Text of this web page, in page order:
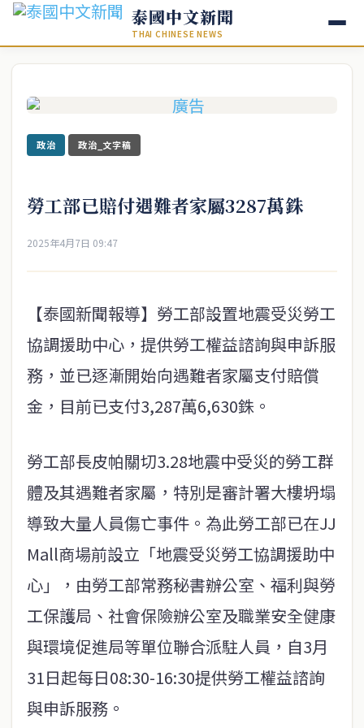
泰國中文新聞
THAI CHINESE NEWS
政治 政治_文字稿
勞工部已賠付遇難者家屬3287萬銖
2025年4月7日 09:47
【泰國新聞報導】勞工部設置地震受災勞工
協調援助中心，提供勞工權益諮詢與申訴服
務，並已逐漸開始向遇難者家屬支付賠償
金，目前已支付3,287萬6,630銖。
勞工部長皮帕關切3.28地震中受災的勞工群
體及其遇難者家屬，特別是審計署大樓坍塌
導致大量人員傷亡事件。為此勞工部已在JJ
Mall商場前設立「地震受災勞工協調援助中
心」，由勞工部常務秘書辦公室、福利與勞
工保護局、社會保險辦公室及職業安全健康
與環境促進局等單位聯合派駐人員，自3月
31日起每日08:30-16:30提供勞工權益諮詢
與申訴服務。